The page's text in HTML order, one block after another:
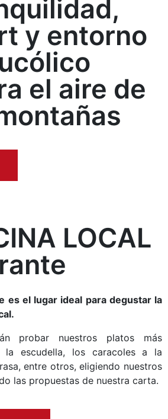
y entorno
el aire de
LOCAL
es el lugar ideal para degustar la
probar nuestros platos más
la escudella, los caracoles a la
entre otros, eligiendo nuestros
las propuestas de nuestra carta.